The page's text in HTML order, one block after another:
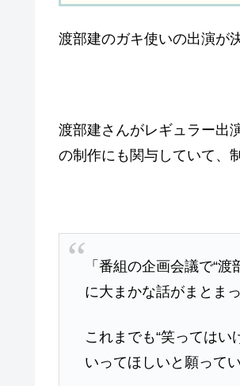
渡部建のガキ使いの出演が
渡部建さんがレギュラー出
の制作にも関与していて、
「番組の企画会議で“
に大まかな話がまとま
これまでも“笑ってはい
いってほしいと願ってい